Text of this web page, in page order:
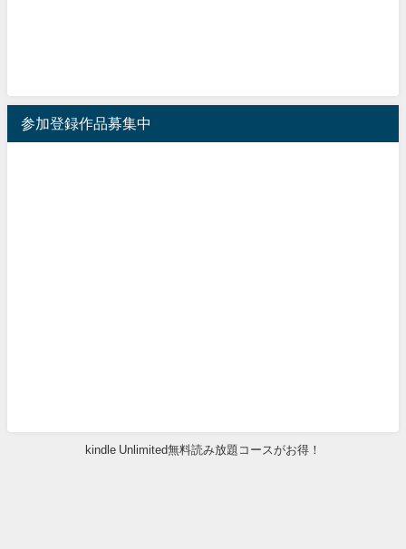
参加登録作品募集中
kindle Unlimited無料読み放題コースがお得！